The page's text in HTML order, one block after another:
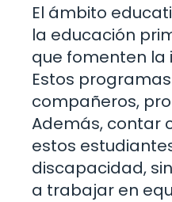
El ámbito
la educación
que fomenten la
Estos
compañeros,
Además, contar
estos
discapacidad,
a trabajar en